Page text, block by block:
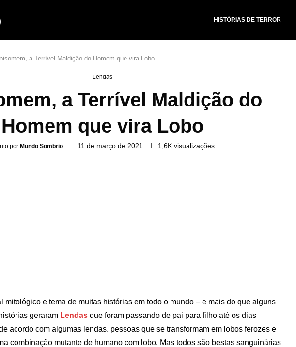
HISTÓRIAS DE TERROR
a Terrível Maldição do Homem que vira Lobo
Lendas
a Terrível Maldição do
Homem que vira Lobo
por Mundo Sombrio 11 de março de 2021 1,6Kvisualizações
mitológico e tema de muitas histórias em todo o mundo – e mais do que alguns
geraram Lendas que foram passando de pai para filho até os dias
acordo com algumas lendas, pessoas que se transformam em lobos ferozes e
combinação mutante de humano com lobo. Mas todos são bestas sanguinárias